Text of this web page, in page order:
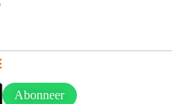
Abonneer